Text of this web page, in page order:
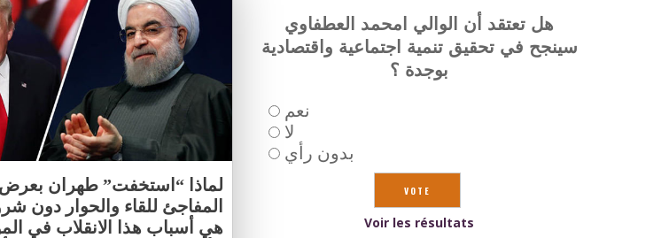
لماذا “استخفت” طهران
المفاجئ للقاء والحوار دون
هي أسباب هذا الانقلاب في
هل تعتقد أن الوالي امحمد العطفاوي
سينجح في تحقيق تنمية اجتماعية واقتصادية
بوجدة ؟
نعم
لا
بدون رأي
Voir les résultats